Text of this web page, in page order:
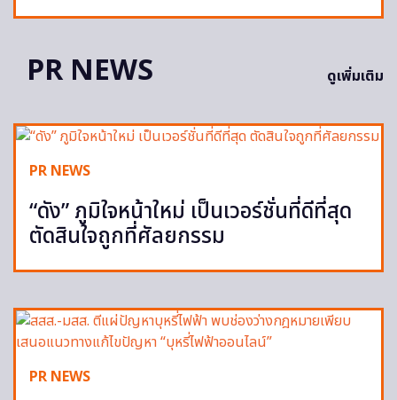
PR NEWS ดูเพิ่มเติม
PR NEWS
“ดัง” ภูมิใจหน้าใหม่ เป็นเวอร์ชั่นที่ดีที่สุด
ตัดสินใจถูกที่ศัลยกรรม
PR NEWS